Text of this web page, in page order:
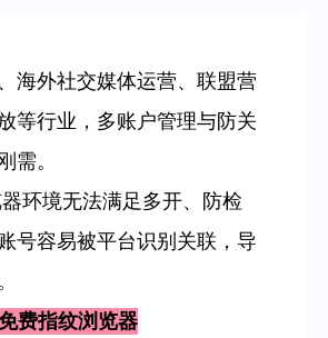
海外社交媒体运营、联盟营
等行业，多账户管理与防关
需。
环境无法满足多开、防检
号容易被平台识别关联，导
费指纹浏览器